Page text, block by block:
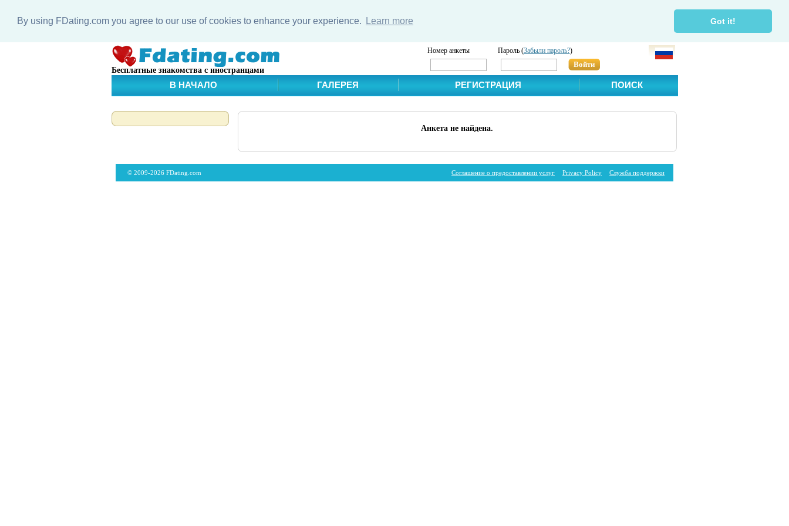
By using FDating.com you agree to our use of cookies to enhance your experience. Learn more Got it!
Бесплатные знакомства с иностранцами
Номер анкеты Пароль (Забыли пароль?)
Войти
В НАЧАЛО ГАЛЕРЕЯ РЕГИСТРАЦИЯ ПОИСК
Анкета не найдена.
© 2009-2026 FDating.com Соглашение о предоставлении услуг Privacy Policy Служба поддержки